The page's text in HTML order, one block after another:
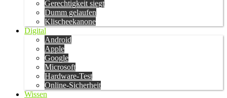
Gerechtigkeit siegt
Dumm gelaufen
Klischeekanone
Digital
Android
Apple
Google
Microsoft
Hardware-Test
Online-Sicherheit
Wissen